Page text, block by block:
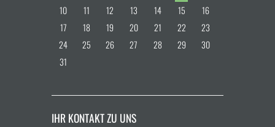
10
11 12 13 14 15
16
17
18 19 20 21 22
23
24
25 26 27 28 29
30
31
IHR KONTAKT ZU UNS